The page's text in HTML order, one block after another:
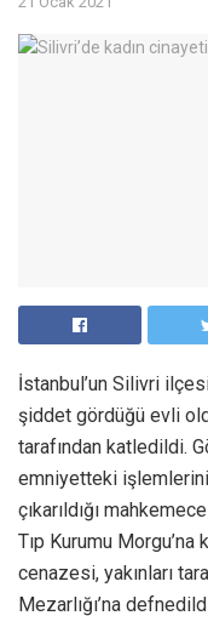
İstanbul’un Silivri
şiddet gördüğü evli
tarafından katledildi.
emniyetteki
çıkarıldığı
Tıp Kurumu Morgu’na
cenazesi, yakınları
Mezarlığı’na